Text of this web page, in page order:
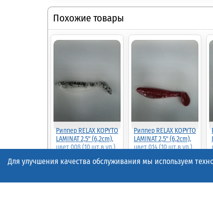
Похожие товары
Риппер RELAX KOPYTO
LAMINAT 2,5" (6,2cm),
цвет 008 (10 шт.в уп.)
Риппер RELAX KOPYTO
LAMINAT 2,5" (6,2cm),
цвет 014 (10 шт.в уп.)
Для улучшения качества обслуживания мы используем